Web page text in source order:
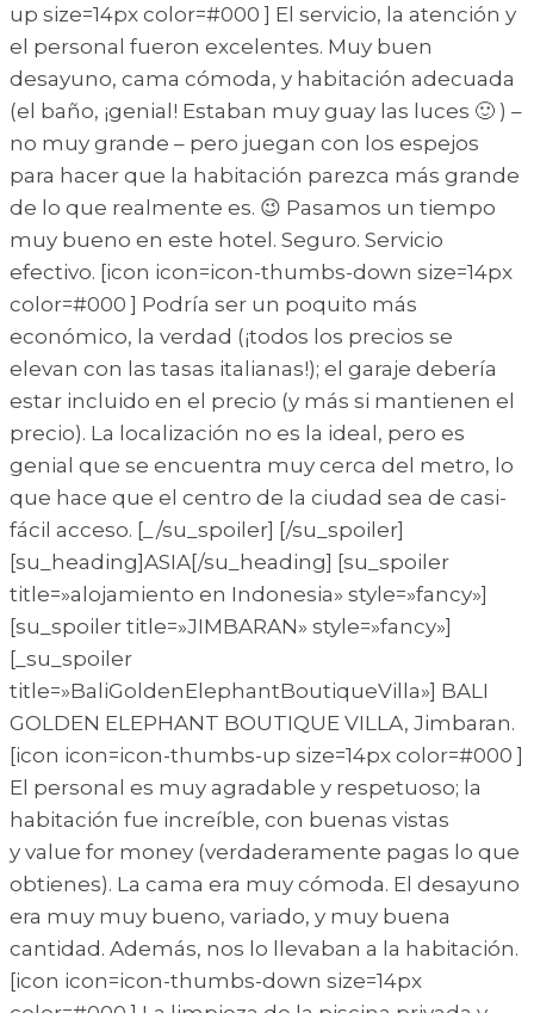
up size=14px color=#000 ] El servicio, la atención y
el personal fueron excelentes. Muy buen
desayuno, cama cómoda, y habitación adecuada
(el baño, ¡genial! Estaban muy guay las luces 🙂 ) –
no muy grande – pero juegan con los espejos
para hacer que la habitación parezca más grande
de lo que realmente es. 😉 Pasamos un tiempo
muy bueno en este hotel. Seguro. Servicio
efectivo. [icon icon=icon-thumbs-down size=14px
color=#000 ] Podría ser un poquito más
económico, la verdad (¡todos los precios se
elevan con las tasas italianas!); el garaje debería
estar incluido en el precio (y más si mantienen el
precio). La localización no es la ideal, pero es
genial que se encuentra muy cerca del metro, lo
que hace que el centro de la ciudad sea de casi-
fácil acceso. [_/su_spoiler] [/su_spoiler]
[su_heading]ASIA[/su_heading] [su_spoiler
title=»alojamiento en Indonesia» style=»fancy»]
[su_spoiler title=»JIMBARAN» style=»fancy»]
[_su_spoiler
title=»BaliGoldenElephantBoutiqueVilla»] BALI
GOLDEN ELEPHANT BOUTIQUE VILLA, Jimbaran.
[icon icon=icon-thumbs-up size=14px color=#000 ]
El personal es muy agradable y respetuoso; la
habitación fue increíble, con buenas vistas
y value for money (verdaderamente pagas lo que
obtienes). La cama era muy cómoda. El desayuno
era muy muy bueno, variado, y muy buena
cantidad. Además, nos lo llevaban a la habitación.
[icon icon=icon-thumbs-down size=14px